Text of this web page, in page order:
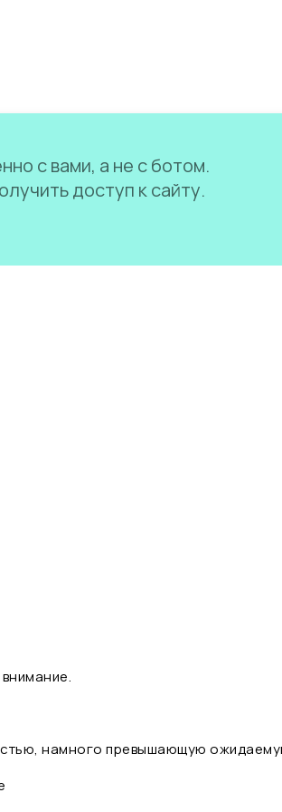
с вами, а не с ботом.
доступ к сайту.
намного превышающую